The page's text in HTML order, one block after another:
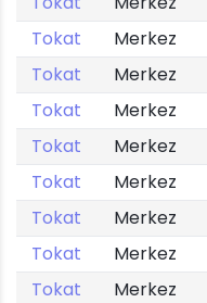
Tokat
Merkez
Tokat
Merkez
Tokat
Merkez
Tokat
Merkez
Tokat
Merkez
Tokat
Merkez
Tokat
Merkez
Tokat
Merkez